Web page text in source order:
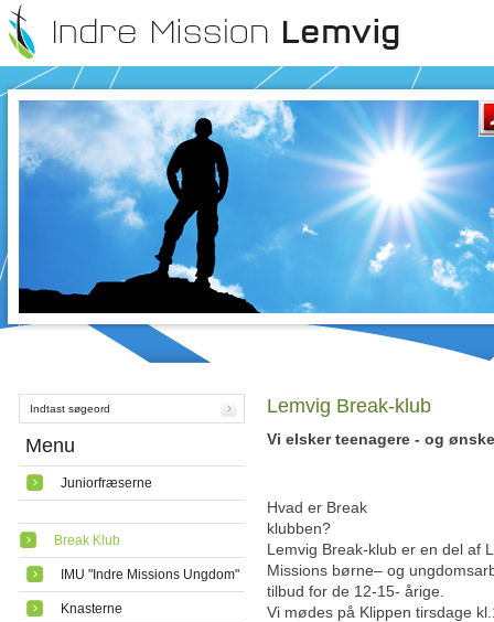
Menu
Juniorfræserne
Break Klub
IMU "Indre Missions Ungdom"
Knasterne
Lemvig Break-klub
Vi elsker teenagere - og
Hvad er Break
klubben?
Lemvig Break-klub er en del af
Missions børne– og
tilbud for de 12-15- årige.
Vi mødes på Klippen tirsdage